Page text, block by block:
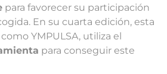
para favorecer su participación
En su cuarta edición, esta
YMPULSA, utiliza el
para conseguir este